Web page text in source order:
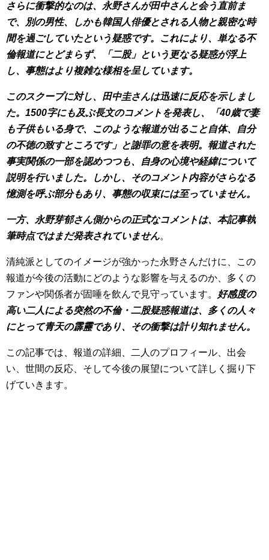
さらに衝撃的なのは、永野さんが田中さんと会う直前ま
で、別の男性、しかも韓国人俳優とされる人物と親密な時
間を過ごしていたという疑惑です。これにより、単なる不
倫報道にとどまらず、「二股」という更なる疑惑が浮上
し、事態はより複雑な様相を呈しています。
このスクープに対し、田中圭さんは迅速に反応を示しまし
た。1500字にも及ぶ長文のコメントを発表し、「40歳で妻
も子供もいる身で、このような報道が出ること自体、自分
の不徳の致すところです」と謝罪の意を表明。報道された
事実関係の一部を認めつつも、自身の心境や経緯について
説明を行いました。しかし、そのコメント内容がさらなる
憶測を呼ぶ部分もあり、事態の収束には至っていません。
一方、永野芽郁さん側からの正式なコメントは、本記事執
筆時点ではまだ発表されていません。
清純派としてのイメージが強かった永野さんだけに、この
報道が今後の活動にどのような影響を与えるのか、多くの
ファンや関係者が固唾を飲んで見守っています。 好感度の
高い二人による突然の不倫・二股疑惑報道は、多くの人々
にとって青天の霹靂であり、その衝撃は計り知れません。
この記事では、報道の詳細、二人のプロフィール、出会
い、世間の反応、そして今後の展望について詳しく掘り下
げていきます。